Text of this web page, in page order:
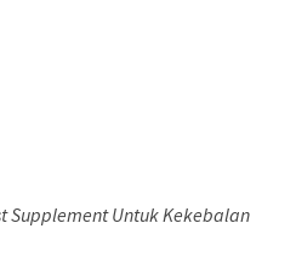
Supplement Untuk Kekebalan